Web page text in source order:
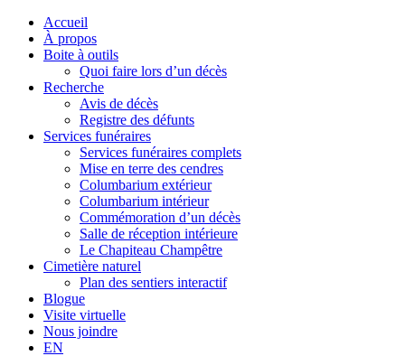
Accueil
À propos
Boite à outils
Quoi faire lors d’un décès
Recherche
Avis de décès
Registre des défunts
Services funéraires
Services funéraires complets
Mise en terre des cendres
Columbarium extérieur
Columbarium intérieur
Commémoration d’un décès
Salle de réception intérieure
Le Chapiteau Champêtre
Cimetière naturel
Plan des sentiers interactif
Blogue
Visite virtuelle
Nous joindre
EN